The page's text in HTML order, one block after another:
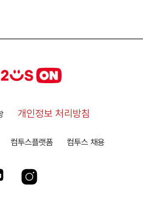
개인정보 처리방침
컴투스플랫폼 컴투스 채용